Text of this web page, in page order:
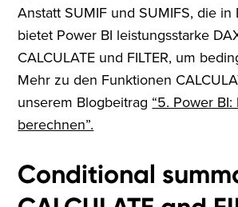
Anstatt SUMIF und SUMIFS, die
bietet Power BI leistungsstarke
CALCULATE und FILTER, um
Mehr zu den Funktionen
unserem Blogbeitrag “5. Power
berechnen”.
Conditional